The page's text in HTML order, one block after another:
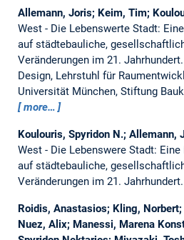
Allemann, Joris; Keim, Tim;
West - Die Lebenswerte Stadt:
auf städtebauliche,
Veränderungen im 21. Jahrhundert.
Design, Lehrstuhl für
Universität München, Stiftung
more…
Koulouris, Spyridon N.; Allemann,
West - Die Lebenswere Stadt:
auf städtebauliche,
Veränderungen im 21. Jahrhundert.
Roidis, Anastasios; Kling,
Nuez, Alix; Manessi, Marena